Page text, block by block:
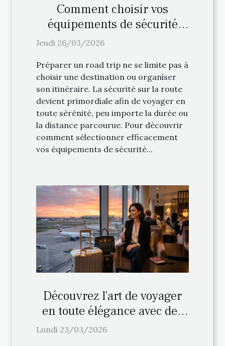
Comment choisir vos
équipements de sécurité
pour un road trip ?
Jeudi 26/03/2026
Préparer un road trip ne se limite pas à
choisir une destination ou organiser
son itinéraire. La sécurité sur la route
devient primordiale afin de voyager en
toute sérénité, peu importe la durée ou
la distance parcourue. Pour découvrir
comment sélectionner efficacement
vos équipements de sécurité...
Découvrez l'art de voyager
en toute élégance avec des
services VIP
Lundi 23/03/2026